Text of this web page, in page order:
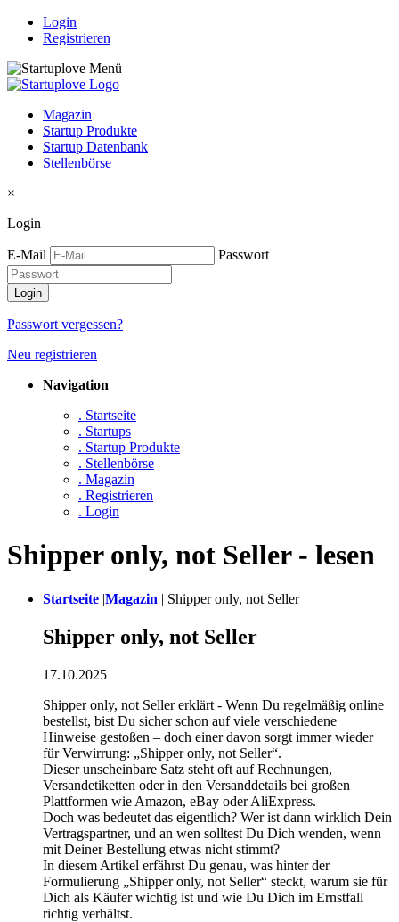
Login
Registrieren
Magazin
Startup Produkte
Startup Datenbank
Stellenbörse
×
Login
E-Mail Passwort
Passwort vergessen?
Neu registrieren
Navigation
. Startseite
. Startups
. Startup Produkte
. Stellenbörse
. Magazin
. Registrieren
. Login
Shipper only, not Seller - lesen
Startseite |Magazin | Shipper only, not Seller
Shipper only, not Seller
17.10.2025
Shipper only, not Seller erklärt - Wenn Du regelmäßig online
bestellst, bist Du sicher schon auf viele verschiedene
Hinweise gestoßen – doch einer davon sorgt immer wieder
für Verwirrung: „Shipper only, not Seller“.
Dieser unscheinbare Satz steht oft auf Rechnungen,
Versandetiketten oder in den Versanddetails bei großen
Plattformen wie Amazon, eBay oder AliExpress.
Doch was bedeutet das eigentlich? Wer ist dann wirklich Dein
Vertragspartner, und an wen solltest Du Dich wenden, wenn
mit Deiner Bestellung etwas nicht stimmt?
In diesem Artikel erfährst Du genau, was hinter der
Formulierung „Shipper only, not Seller“ steckt, warum sie für
Dich als Käufer wichtig ist und wie Du Dich im Ernstfall
richtig verhältst.